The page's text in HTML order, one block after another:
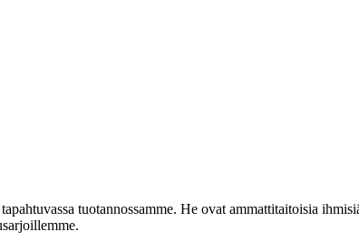
tuotannossamme. He ovat ammattitaitoisia